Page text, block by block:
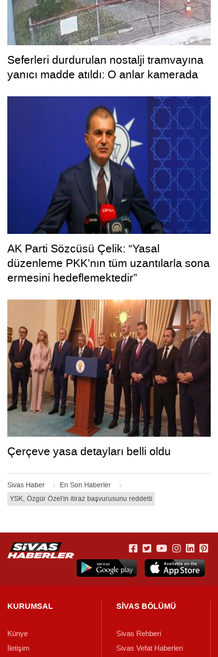
Sivas Haber
En Son Haberler
YSK, Özgür Özel’in itiraz başvurusunu reddetti
Seferleri durdurulan nostalji tramvayına
yanıcı madde atıldı: O anlar kamerada
AK Parti Sözcüsü Çelik: “Yasal
düzenleme PKK’nın tüm uzantılarla sona
ermesini hedeflemektedir”
Çerçeve yasa detayları belli oldu
KURUMSAL
Künye
İletişim
SİVAS BÖLÜMÜ
Sivas Rehberi
Sivas Vefat Haberleri